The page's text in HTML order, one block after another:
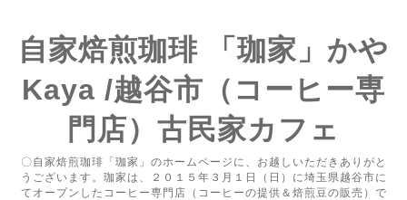
自家焙煎珈琲 「珈家」かや
Kaya /越谷市（コーヒー専
門店）古民家カフェ
〇自家焙煎珈琲「珈家」のホームページに、お越しいただきありがと
うございます。珈家は、２０１５年３月１日（日）に埼玉県越谷市に
てオープンしたコーヒー専門店（コーヒーの提供＆焙煎豆の販売）で